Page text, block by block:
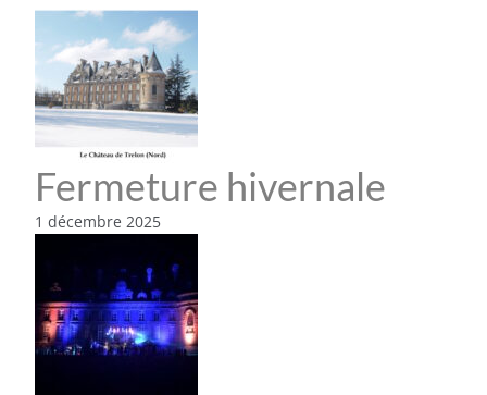
Fermeture hivernale
1 décembre 2025